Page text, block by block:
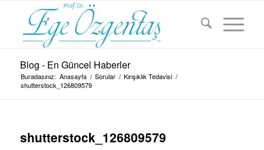
Blog - En Güncel Haberler
Buradasınız: Anasayfa / Sorular / Kırışıklık Tedavisi /
shutterstock_126809579
shutterstock_126809579